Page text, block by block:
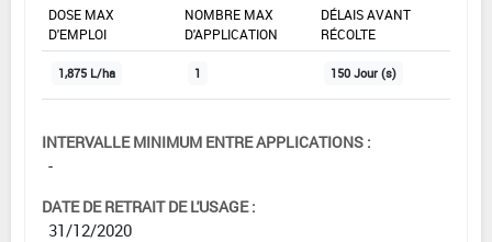
DOSE MAX
D'EMPLOI
NOMBRE MAX
D'APPLICATION
DÉLAIS AVANT
RÉCOLTE
1,875 L/ha 1 150 Jour (s)
INTERVALLE MINIMUM ENTRE APPLICATIONS :
-
DATE DE RETRAIT DE L'USAGE :
31/12/2020